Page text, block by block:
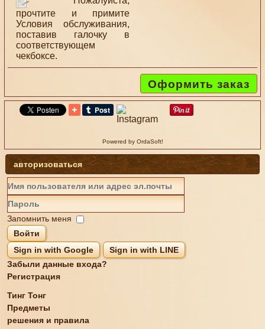
прочтите и примите
Условия обслуживания,
поставив галочку в
соответствующем
чекбоксе.
Оформить заказ
Powered by OrdaSoft!
авторизоваться
Запомнить меня
Войти
Sign in with Google
Sign in with LINE
Забыли данные входа?
Регистрация
Тинг Тонг
Предметы
решения и правила